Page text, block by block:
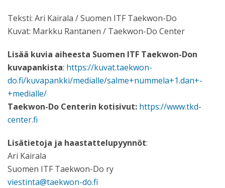
Teksti: Ari Kairala / Suomen ITF Taekwon-Do
Kuvat: Markku Rantanen / Taekwon-Do Center
Lisää kuvia aiheesta Suomen ITF Taekwon-Don
kuvapankista: https://kuvat.taekwon-
do.fi/kuvapankki/medialle/salme+nummela+1.dan+-
+medialle/
Taekwon-Do Centerin kotisivut: https://www.tkd-
center.fi
Lisätietoja ja haastattelupyynnöt:
Ari Kairala
Suomen ITF Taekwon-Do ry
viestinta@taekwon-do.fi